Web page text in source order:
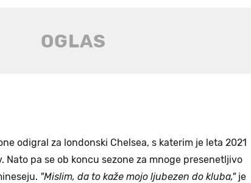
odigral za londonski Chelsea, s katerim je leta 2021
Nato pa se ob koncu sezone za mnoge presenetljivo
"Mislim, da to kaže mojo ljubezen do kluba,"je